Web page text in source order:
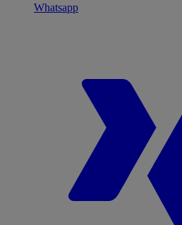
Whatsapp